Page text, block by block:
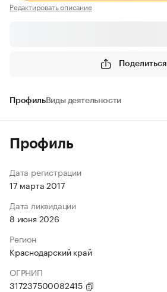
Редактировать описание
Поделиться
ПрофильВиды деятельности
Профиль
Дата регистрации
17 марта 2017
Дата ликвидации
8 июня 2026
Регион
Краснодарский край
ОГРНИП
317237500082415